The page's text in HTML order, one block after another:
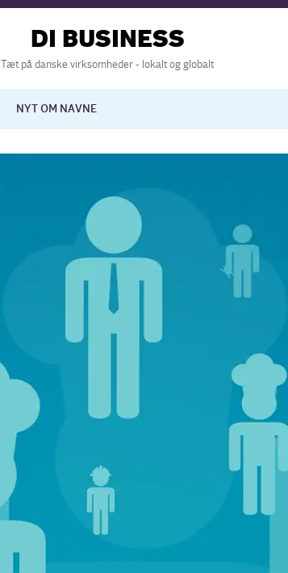
DI BUSINESS
Tæt på danske virksomheder - lokalt og globalt
NYT OM NAVNE
Europapolitik